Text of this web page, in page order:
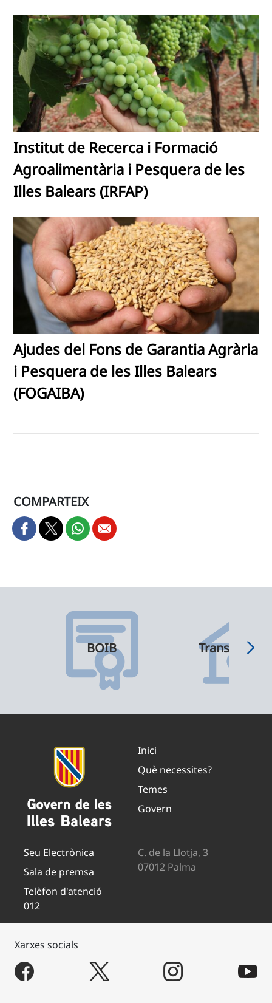
Institut de Recerca i Formació
Agroalimentària i Pesquera de les
Illes Balears (IRFAP)
Ajudes del Fons de Garantia Agrària
i Pesquera de les Illes Balears
(FOGAIBA)
COMPARTEIX
BOIB
Inici
Què necessites?
Temes
Govern
Seu Electrònica
Sala de premsa
Telèfon d'atenció
012
C. de la Llotja, 3
07012 Palma
Xarxes socials